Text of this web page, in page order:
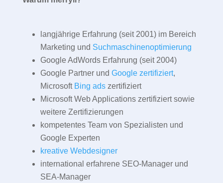
langjährige Erfahrung (seit 2001) im Bereich
Marketing und Suchmaschinenoptimierung
Google AdWords Erfahrung (seit 2004)
Google Partner und Google zertifiziert,
Microsoft Bing adszertifiziert
Microsoft Web Applications zertifiziert sowie
weitere Zertifizierungen
kompetentes Team von Spezialisten und
Google Experten
kreative Webdesigner
international erfahrene SEO-Manager und
SEA-Manager